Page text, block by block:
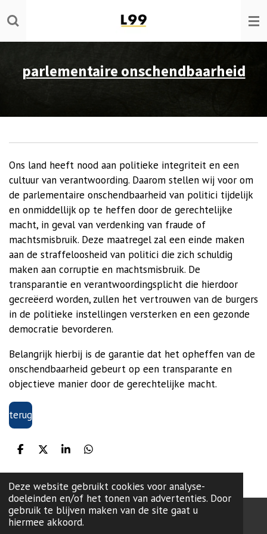
Deze website gebruikt cookies voor analyse-
doeleinden en/of het tonen van advertenties. Door
gebruik te blijven maken van de site gaat u
hiermee akkoord.
Ga
direct
naar
hoofdinhoud
parlementaire onschendbaarheid
Ons land heeft nood aan politieke integriteit en een
cultuur van verantwoording. Daarom stellen wij voor om
de parlementaire onschendbaarheid van politici tijdelijk
en onmiddellijk op te heffen door de gerechtelijke
macht, in geval van verdenking van fraude of
machtsmisbruik. Deze maatregel zal een einde maken
aan de straffeloosheid van politici die zich schuldig
maken aan corruptie en machtsmisbruik. De
transparantie en verantwoordingsplicht die hierdoor
gecreëerd worden, zullen het vertrouwen van de burgers
in de politieke instellingen versterken en een gezonde
democratie bevorderen.
Belangrijk hierbij is de garantie dat het opheffen van de
onschendbaarheid gebeurt op een transparante en
objectieve manier door de gerechtelijke macht.
terug
D
l
e
n
D
e
l
S
a
r
e
D
l
e
n